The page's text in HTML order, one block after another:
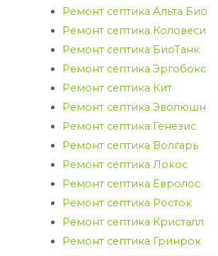
Ремонт септика Альта Био
Ремонт септика Коловеси
Ремонт септика БиоТанк
Ремонт септика Эргобокс
Ремонт септика Кит
Ремонт септика Эволюшн
Ремонт септика Генезис
Ремонт септика Волгарь
Ремонт септика Локос
Ремонт септика Евролос
Ремонт септика Росток
Ремонт септика Кристалл
Ремонт септика Гринрок